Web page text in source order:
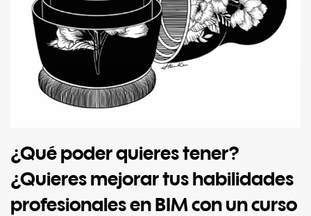
¿Qué poder quieres tener?
¿Quieres mejorar tus habilidades
profesionales en BIM con un curso